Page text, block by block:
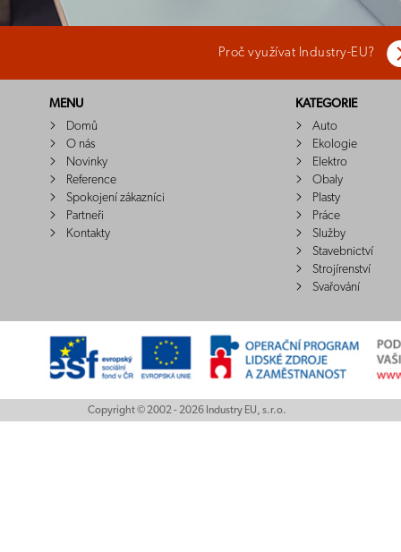
Proč využívat Industry-EU?
MENU
Domů
O nás
Novinky
Reference
Spokojení zákazníci
Partneři
Kontakty
KATEGORIE
Auto
Ekologie
Elektro
Obaly
Plasty
Práce
Služby
Stavebnictví
Strojírenství
Svařování
Copyright © 2002 - 2026 Industry EU, s.r.o.